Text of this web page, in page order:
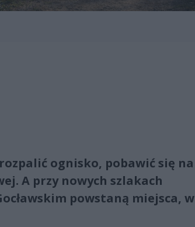
ognisko, pobawić się na
A przy nowych szlakach
powstaną miejsca, w